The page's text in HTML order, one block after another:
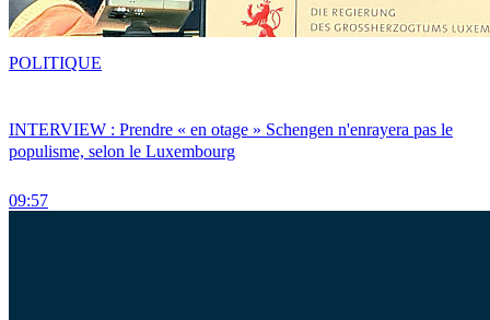
INTERVIEW : Prendre « en otage » Schengen n'enrayera pas le
populisme, selon le Luxembourg
09:57
POLITIQUE